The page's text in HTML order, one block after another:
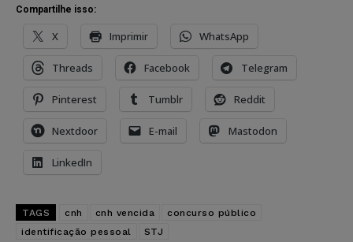
Compartilhe isso:
X Imprimir WhatsApp
Threads Facebook Telegram
Pinterest Tumblr Reddit
Nextdoor E-mail Mastodon
LinkedIn
TAGS cnh cnh vencida
concurso público
identificação pessoal
STJ